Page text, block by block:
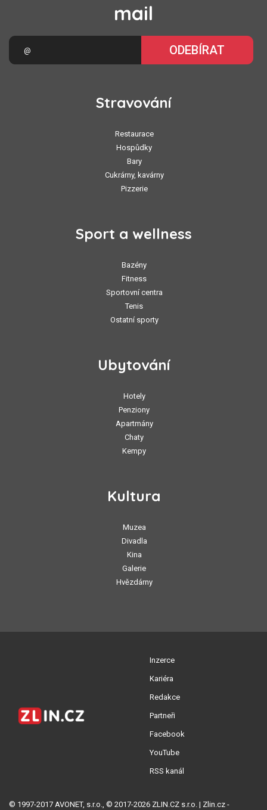
mail
ODEBÍRAT
Stravování
Restaurace
Hospůdky
Bary
Cukrárny, kavárny
Pizzerie
Sport a wellness
Bazény
Fitness
Sportovní centra
Tenis
Ostatní sporty
Ubytování
Hotely
Penziony
Apartmány
Chaty
Kempy
Kultura
Muzea
Divadla
Kina
Galerie
Hvězdárny
Inzerce
Kariéra
Redakce
Partneři
Facebook
YouTube
RSS kanál
© 1997-2017 AVONET, s.r.o., © 2017-2026 ZLIN.CZ s.r.o. | Zlin.cz -